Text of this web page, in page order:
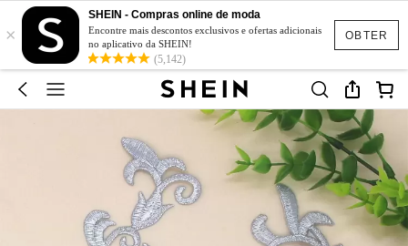
OBTER
×
SHEIN - Compras online de moda
Encontre mais descontos exclusivos e ofertas adicionais
no aplicativo da SHEIN!
(5,142)